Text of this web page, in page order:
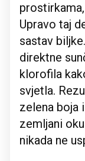
Upravo taj
sastav
direktne
klorofila
svjetla.
zelena boja
zemljani
nikada ne